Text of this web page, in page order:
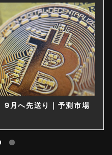
9月へ先送り｜予測市場